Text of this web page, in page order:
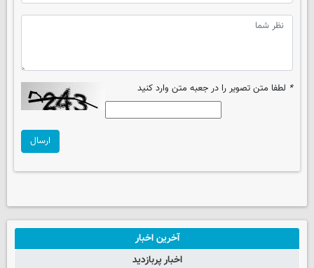
* لطفا متن تصویر را در جعبه متن وارد کنید
ارسال
آخرین اخبار
اخبار پربازدید